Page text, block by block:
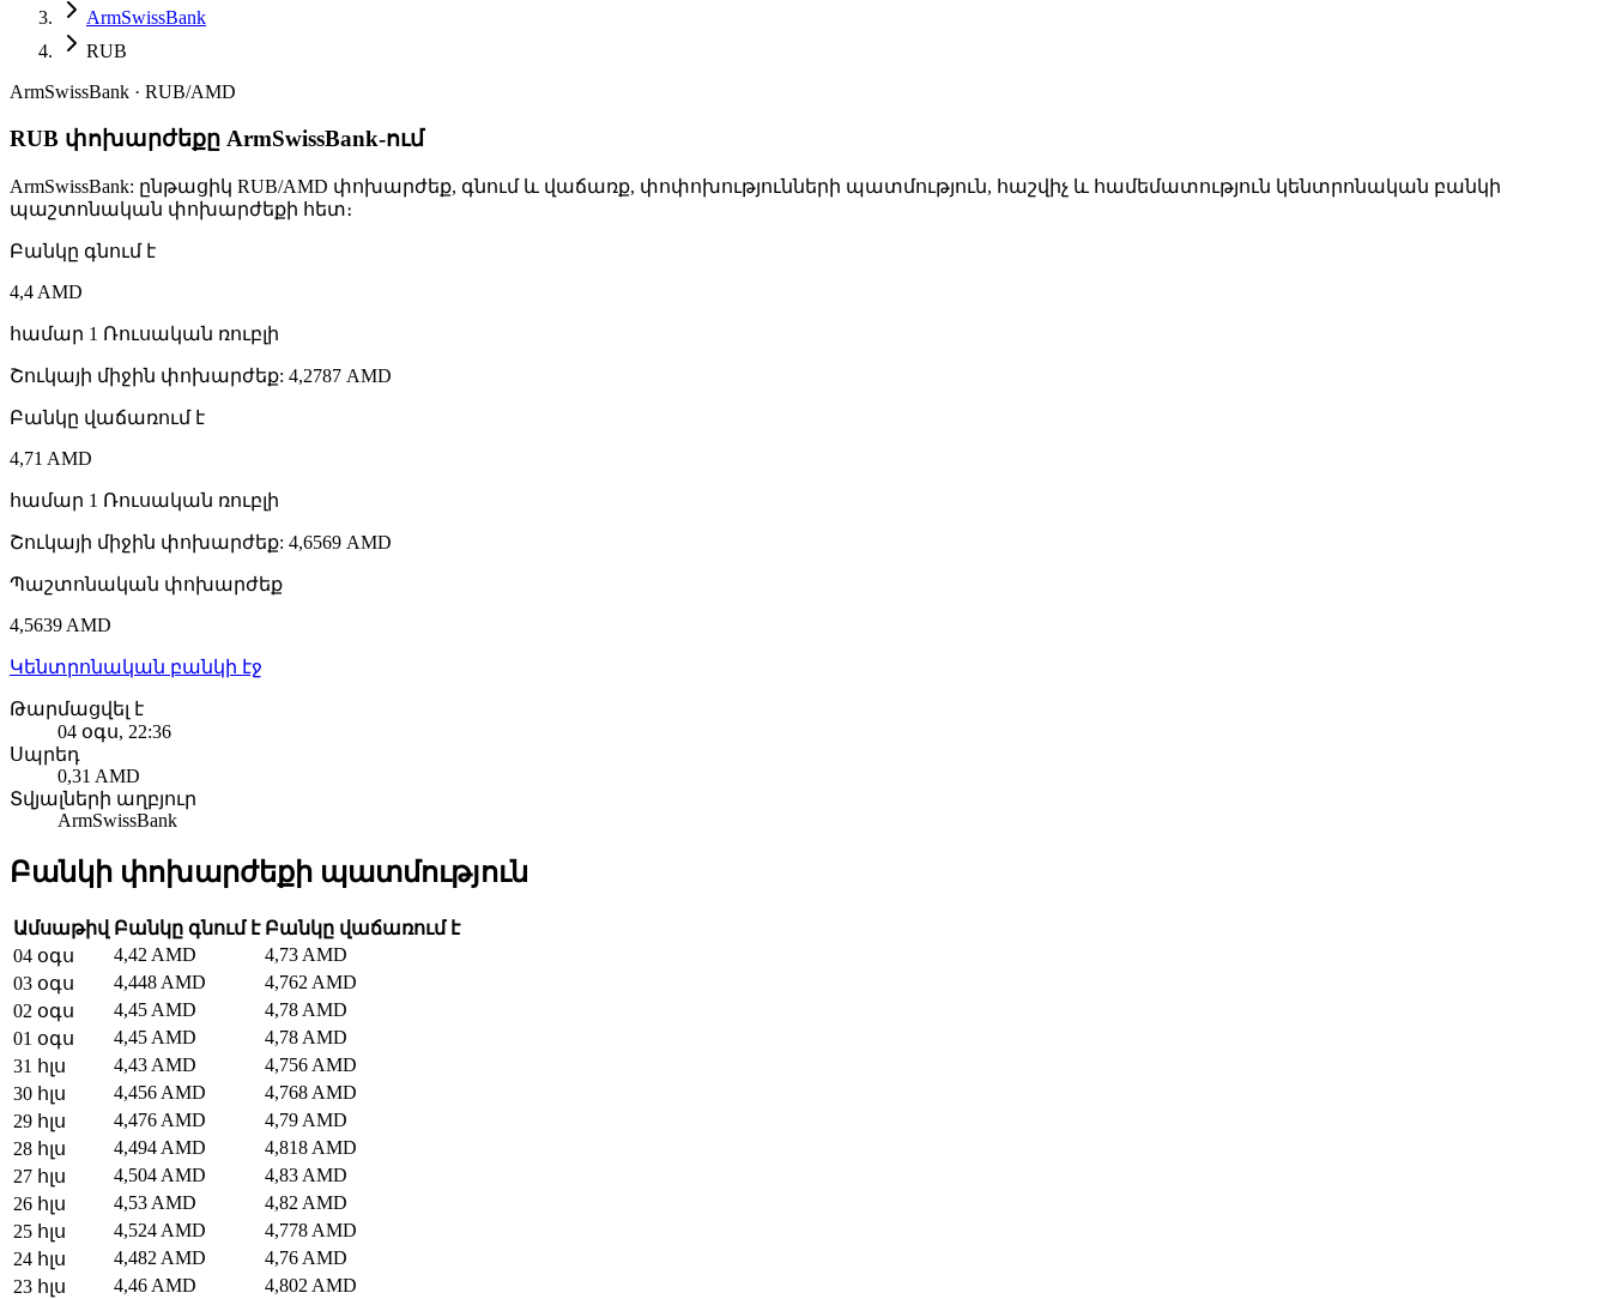
ArmSwissBank
RUB
ArmSwissBank · RUB/AMD
RUB փոխարժեքը ArmSwissBank-ում
ArmSwissBank: ընթացիկ RUB/AMD փոխարժեք, գնում և վաճառք, փոփոխությունների պատմություն, հաշվիչ և համեմատություն կենտրոնական բանկի
պաշտոնական փոխարժեքի հետ։
Բանկը գնում է
4,4 AMD
համար 1 Ռուսական ռուբլի
Շուկայի միջին փոխարժեք: 4,2787 AMD
Բանկը վաճառում է
4,71 AMD
համար 1 Ռուսական ռուբլի
Շուկայի միջին փոխարժեք: 4,6569 AMD
Պաշտոնական փոխարժեք
4,5639 AMD
Կենտրոնական բանկի էջ
Թարմացվել է
04 օգս, 22:36
Սպրեդ
0,31 AMD
Տվյալների աղբյուր
ArmSwissBank
Բանկի փոխարժեքի պատմություն
Ամսաթիվ Բանկը գնում է Բանկը վաճառում է
04 օգս
4,42 AMD
4,73 AMD
03 օգս
4,448 AMD
4,762 AMD
02 օգս
4,45 AMD
4,78 AMD
01 օգս
4,45 AMD
4,78 AMD
31 հլս
4,43 AMD
4,756 AMD
30 հլս
4,456 AMD
4,768 AMD
29 հլս
4,476 AMD
4,79 AMD
28 հլս
4,494 AMD
4,818 AMD
27 հլս
4,504 AMD
4,83 AMD
26 հլս
4,53 AMD
4,82 AMD
25 հլս
4,524 AMD
4,778 AMD
24 հլս
4,482 AMD
4,76 AMD
23 հլս
4,46 AMD
4,802 AMD